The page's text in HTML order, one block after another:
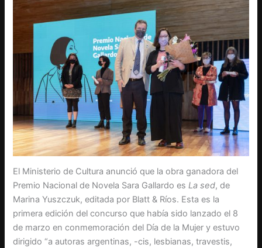
El Ministerio de Cultura anunció que la obra ganadora del
Premio Nacional de Novela Sara Gallardo esLa sed, de
Marina Yuszczuk, editada por Blatt & Ríos. Esta es la
primera edición del concurso que había sido lanzado el 8
de marzo en conmemoración del Día de la Mujer y estuvo
dirigido “a autoras argentinas, -cis, lesbianas, travestis,